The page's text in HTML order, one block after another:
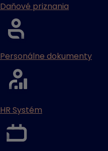
Daňové priznania
Personálne dokumenty
HR Systém